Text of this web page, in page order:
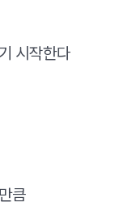
시작한다
큼